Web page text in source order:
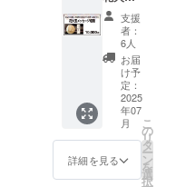
340×84
0mm
フェ
ニック
ス」花
火玉
メッ
セージ
短冊＞
2025長
岡まつ
り大花
火大会
にて打
支援
者：
6人
お届
け予
定：
2025
年07
月
詳細を見る
こ
の
リ
タ
ー
ン
を
選
択